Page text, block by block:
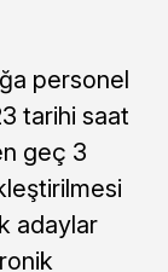
personel
tarihi saat
geç 3
adaylar